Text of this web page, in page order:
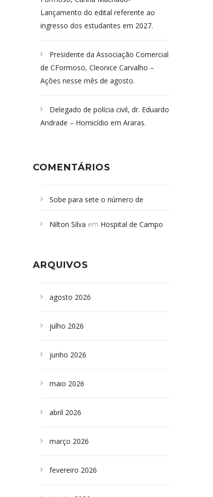
Lançamento do edital referente ao
ingresso dos estudantes em 2027.
Presidente da Associação Comercial
de CFormoso, Cleonice Carvalho –
Ações nesse mês de agosto.
Delegado de polícia civil, dr. Eduardo
Andrade – Homicídio em Araras.
COMENTÁRIOS
Sobe para sete o número de
desabamento em São Paulo - Revista
sepultados em SP
Nilton Silva em Hospital de Campo
ARQUIVOS
agosto 2026
julho 2026
junho 2026
maio 2026
abril 2026
março 2026
fevereiro 2026